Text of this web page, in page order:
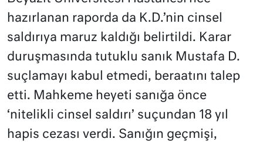
hazırlanan raporda da K.D.’nin cinsel
saldırıya maruz kaldığı belirtildi. Karar
duruşmasında tutuklu sanık Mustafa D.
suçlamayı kabul etmedi, beraatını talep
etti. Mahkeme heyeti sanığa önce
‘nitelikli cinsel saldırı’ suçundan 18 yıl
hapis cezası verdi. Sanığın geçmişi,